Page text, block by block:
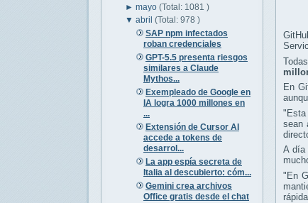
►mayo(Total: 1081 )
▼abril(Total: 978 )
SAP npm infectados
roban credenciales
GPT-5.5 presenta riesgos
similares a Claude
Mythos...
Exempleado de Google en
IA logra 1000 millones en
...
Extensión de Cursor AI
accede a tokens de
desarrol...
La app espía secreta de
Italia al descubierto: cóm...
Gemini crea archivos
Office gratis desde el chat
En
"Esta
sean
A día
"En